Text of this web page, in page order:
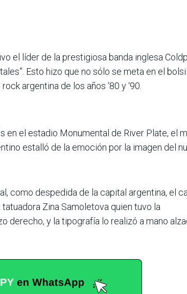
el líder de la prestigiosa banda inglesa
Esto hizo que no sólo se meta en el
argentina de los años ‘80 y ‘90.
en el estadio Monumental de River Plate, el
estalló de la emoción por la imagen del
como despedida de la capital argentina, el
Zina Samoletova quien tuvo la
derecho, y la tipografía lo realizó a mano